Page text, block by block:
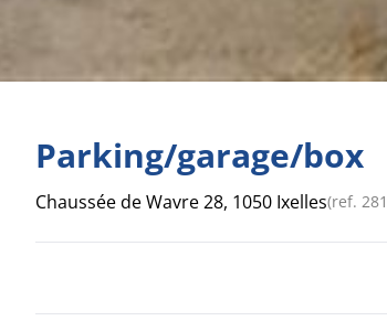
Parking/garage/box
Chaussée de Wavre 28, 1050 Ixelles(ref.